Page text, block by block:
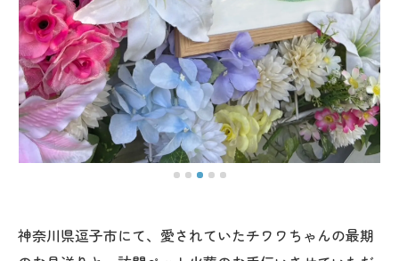
神奈川県逗子市にて、愛されていたチワワちゃんの最期